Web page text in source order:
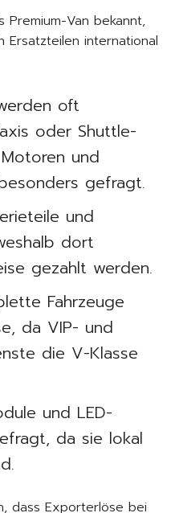
Van bekannt,
Ersatzteilen international
oft
oder Shuttle-
und
gefragt.
und
dort
gezahlt werden.
Fahrzeuge
da VIP- und
die V-Klasse
und LED-
da sie lokal
dass Exporterlöse bei